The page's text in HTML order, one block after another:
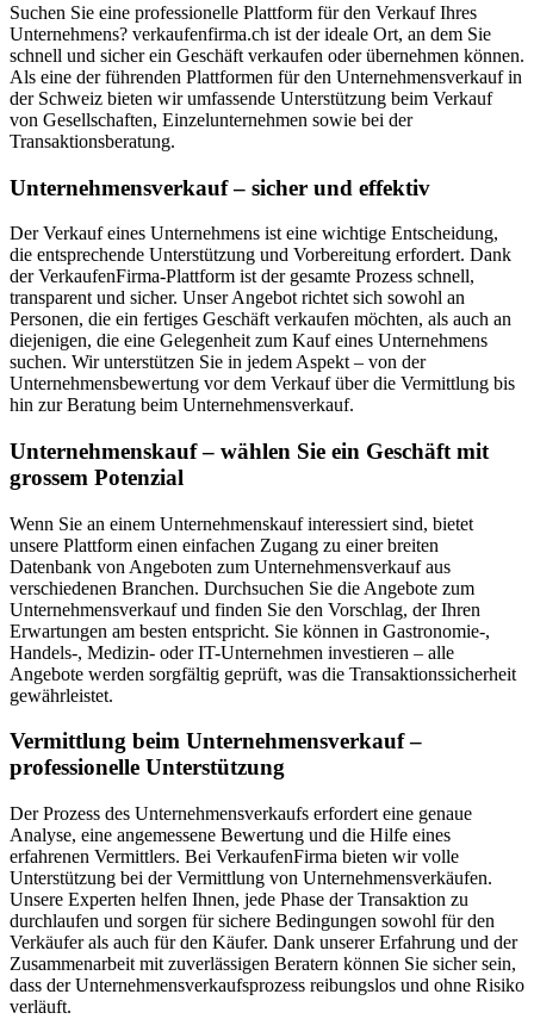
Suchen Sie eine professionelle Plattform für den Verkauf Ihres
Unternehmens? verkaufenfirma.ch ist der ideale Ort, an dem Sie
schnell und sicher ein Geschäft verkaufen oder übernehmen können.
Als eine der führenden Plattformen für den Unternehmensverkauf in
der Schweiz bieten wir umfassende Unterstützung beim Verkauf
von Gesellschaften, Einzelunternehmen sowie bei der
Transaktionsberatung.
Unternehmensverkauf – sicher und effektiv
Der Verkauf eines Unternehmens ist eine wichtige Entscheidung,
die entsprechende Unterstützung und Vorbereitung erfordert. Dank
der VerkaufenFirma-Plattform ist der gesamte Prozess schnell,
transparent und sicher. Unser Angebot richtet sich sowohl an
Personen, die ein fertiges Geschäft verkaufen möchten, als auch an
diejenigen, die eine Gelegenheit zum Kauf eines Unternehmens
suchen. Wir unterstützen Sie in jedem Aspekt – von der
Unternehmensbewertung vor dem Verkauf über die Vermittlung bis
hin zur Beratung beim Unternehmensverkauf.
Unternehmenskauf – wählen Sie ein Geschäft mit
grossem Potenzial
Wenn Sie an einem Unternehmenskauf interessiert sind, bietet
unsere Plattform einen einfachen Zugang zu einer breiten
Datenbank von Angeboten zum Unternehmensverkauf aus
verschiedenen Branchen. Durchsuchen Sie die Angebote zum
Unternehmensverkauf und finden Sie den Vorschlag, der Ihren
Erwartungen am besten entspricht. Sie können in Gastronomie-,
Handels-, Medizin- oder IT-Unternehmen investieren – alle
Angebote werden sorgfältig geprüft, was die Transaktionssicherheit
gewährleistet.
Vermittlung beim Unternehmensverkauf –
professionelle Unterstützung
Der Prozess des Unternehmensverkaufs erfordert eine genaue
Analyse, eine angemessene Bewertung und die Hilfe eines
erfahrenen Vermittlers. Bei VerkaufenFirma bieten wir volle
Unterstützung bei der Vermittlung von Unternehmensverkäufen.
Unsere Experten helfen Ihnen, jede Phase der Transaktion zu
durchlaufen und sorgen für sichere Bedingungen sowohl für den
Verkäufer als auch für den Käufer. Dank unserer Erfahrung und der
Zusammenarbeit mit zuverlässigen Beratern können Sie sicher sein,
dass der Unternehmensverkaufsprozess reibungslos und ohne Risiko
verläuft.